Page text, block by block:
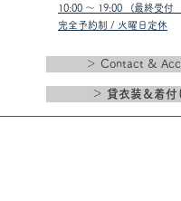
＞ Contact &
10:00 〜 19:00 (最終受付
完全予約制 / 火曜日定休
＞ 貸衣装＆着付